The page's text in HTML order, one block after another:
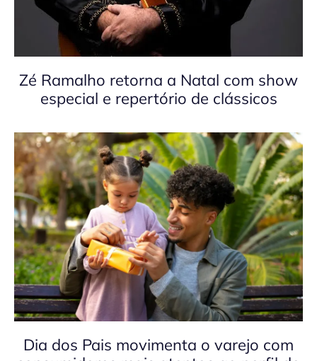
Zé Ramalho retorna a Natal com show
especial e repertório de clássicos
Dia dos Pais movimenta o varejo com